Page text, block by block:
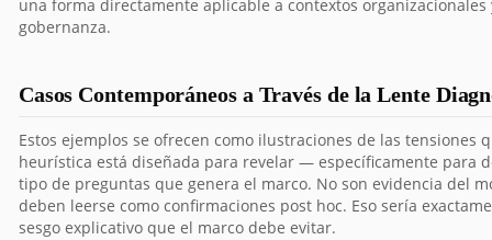
una forma directamente aplicable a contextos organizacionales
gobernanza.
Casos Contemporáneos a Través de la Lente
Estos ejemplos se ofrecen como ilustraciones de las tensiones
heurística está diseñada para revelar — específicamente para
tipo de preguntas que genera el marco. No son evidencia del
deben leerse como confirmaciones post hoc. Eso sería
sesgo explicativo que el marco debe evitar.